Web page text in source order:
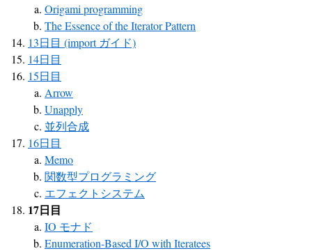
Origami programming
The Essence of the Iterator Pattern
13日目 (import ガイド)
14日目
15日目
Arrow
Unapply
並列合成
16日目
Memo
関数型プログラミング
エフェクトシステム
17日目
IO モナド
Enumeration-Based I/O with Iteratees